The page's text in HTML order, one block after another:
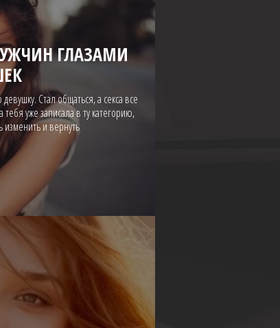
ГЛАЗАМИ
Стал общаться, а секса все
уже записала в ту категорию,
и вернуть